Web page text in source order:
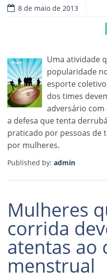
8 de maio de 2013
Uma atividade
popularidade
esporte
dos times
adversário
a defesa que tenta
praticado por pessoas de
por mulheres.
Published by: admin
Mulheres
corrida
atentas ao
menstrual